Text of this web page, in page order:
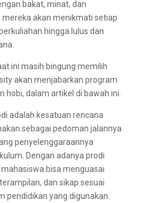
bakat, minat, dan
mereka akan menikmati setiap
hingga lulus dan
ini masih bingung memilih
akan menjabarkan program
hobi, dalam artikel di bawah ini.
adalah kesatuan rencana
sebagai pedoman jalannya
penyelenggaraannya
Dengan adanya prodi
bisa menguasai
dan sikap sesuai
pendidikan yang digunakan.